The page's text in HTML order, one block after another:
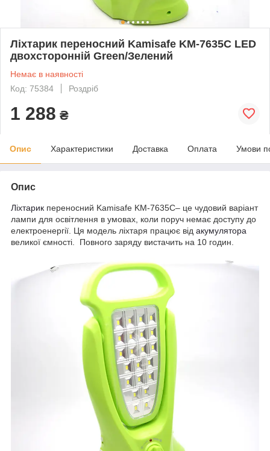
Ліхтарик переносний Kamisafe KM-7635С LED
двохсторонній Green/Зелений
Немає в наявності
Код: 75384
Роздріб
1 288 ₴
Опис Характеристики Доставка Оплата Умови
Опис
Ліхтарик переносний Kamisafe KM-7635С– це чудовий варіант
лампи для освітлення в умовах, коли поруч немає доступу до
електроенергії. Ця модель ліхтаря працює від акумулятора
великої ємності. Повного заряду вистачить на 10 годин.